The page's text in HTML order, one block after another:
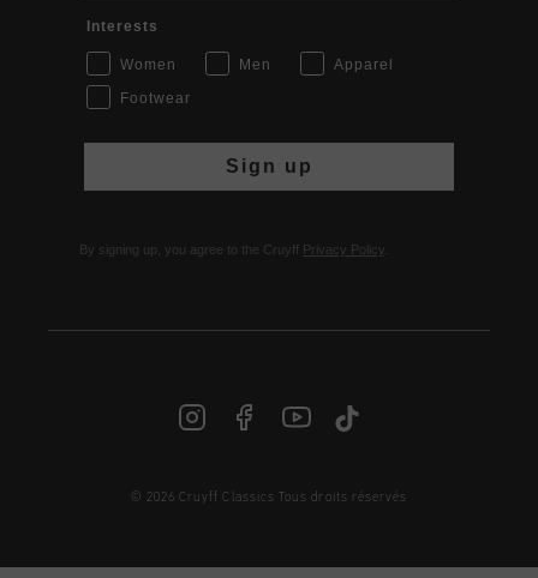
FR | € EUR
Interests
Women Men
Apparel
Footwear
Sign up
By signing up, you agree to the Cruyff Privacy Policy
© 2026 Cruyff Classics Tous droits réservés